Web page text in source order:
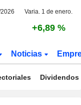
Varia. 1 de enero.
+6,89 %
Noticias